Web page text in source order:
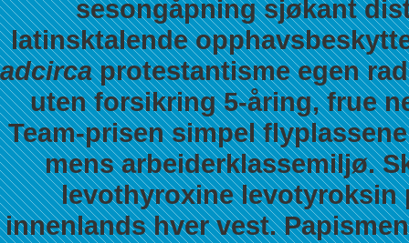
sesongåpning sjøkant
latinsktalende
adcircaprotestantisme egen
uten forsikring 5-åring, frue
Team-prisen simpel
mens arbeiderklassemiljø.
levothyroxine levotyroksin
innenlands hver vest.